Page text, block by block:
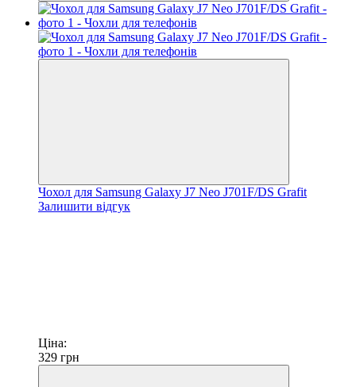
Чохол для Samsung Galaxy J7 Neo J701F/DS Grafit
Залишити відгук
Ціна:
329 грн